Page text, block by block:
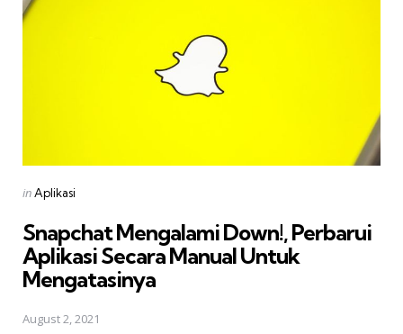
Posted
inAplikasi
Snapchat Mengalami Down!, Perbarui
Aplikasi Secara Manual Untuk
Mengatasinya
August 2, 2021